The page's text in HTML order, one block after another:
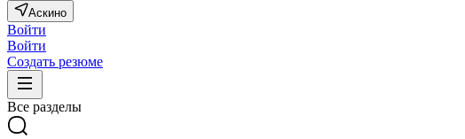
Аскино
Войти
Войти
Создать резюме
Все разделы